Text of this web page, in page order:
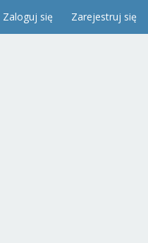
Zaloguj się Zarejestruj się